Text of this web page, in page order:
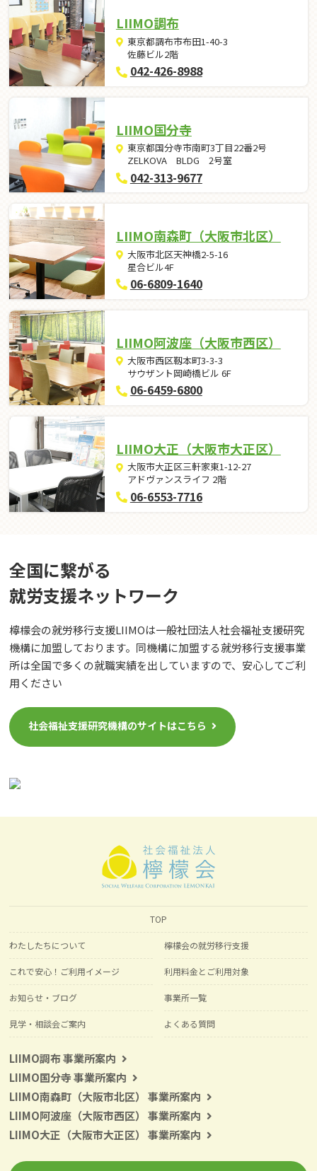
LIIMO調布
東京都調布市布田1-40-3
佐藤ビル2階
042-426-8988
LIIMO国分寺
東京都国分寺市南町3丁目22番2号
ZELKOVA BLDG 2号室
042-313-9677
LIIMO南森町（大阪市北区）
大阪市北区天神橋2-5-16
星合ビル4F
06-6809-1640
LIIMO阿波座（大阪市西区）
大阪市西区靱本町3-3-3
サウザント岡崎橋ビル 6F
06-6459-6800
LIIMO大正（大阪市大正区）
大阪市大正区三軒家東1-12-27
アドヴァンスライフ 2階
06-6553-7716
全国に繋がる
就労⽀援ネットワーク
檸檬会の就労移行支援LIIMOは一般社団法人社会福祉支援研究
機構に加盟しております。同機構に加盟する就労移行支援事業
所は全国で多くの就職実績を出していますので、安心してご利
用ください
社会福祉支援研究機構のサイトはこちら
TOP
わたしたちについて 檸檬会の就労移行支援
これで安心！ご利用イメージ 利用料金とご利用対象
お知らせ・ブログ 事業所一覧
見学・相談会ご案内 よくある質問
LIIMO調布 事業所案内
LIIMO国分寺 事業所案内
LIIMO南森町（大阪市北区） 事業所案内
LIIMO阿波座（大阪市西区） 事業所案内
LIIMO大正（大阪市大正区） 事業所案内